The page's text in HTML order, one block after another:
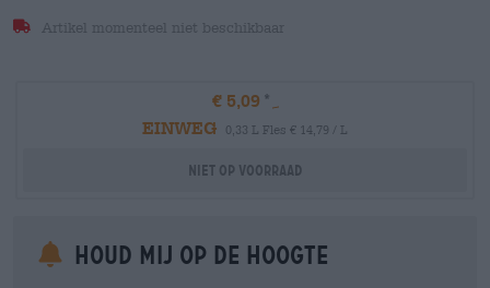
Artikel momenteel niet beschikbaar
€ 5,09
EINWEG
0,33 L Fles € 14,79 / L
Niet op voorraad
Houd mij op de hoogte